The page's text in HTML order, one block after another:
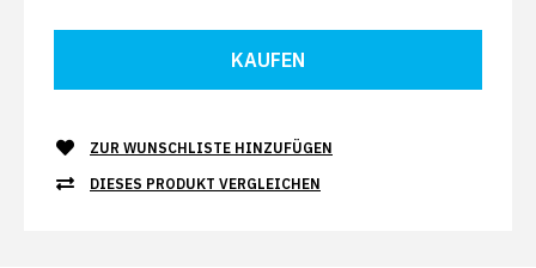
ZUR WUNSCHLISTE HINZUFÜGEN
DIESES PRODUKT VERGLEICHEN